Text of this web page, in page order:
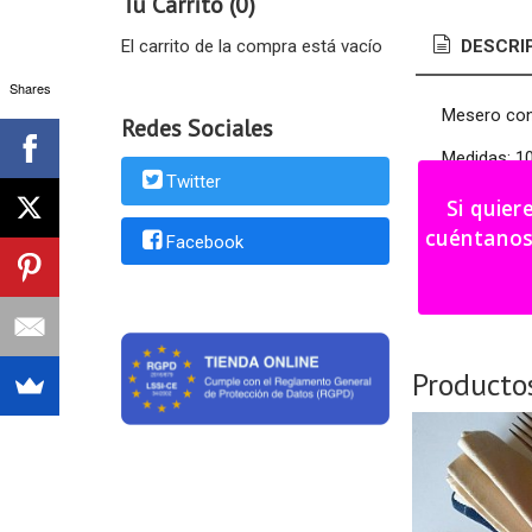
El carrito de la compra está vacío
Redes Sociales
Twitter
Facebook
Mesero
Medidas:
Plazo
Envío
Shares
Si
cuéntanos tu